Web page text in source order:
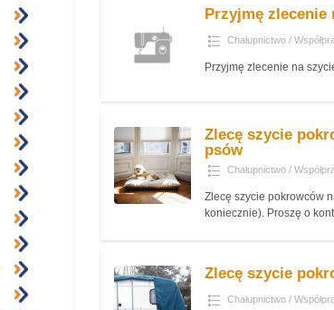
Przyjmę zlecenie
Chałupnictwo /
Przyjmę zlecenie na
Zlecę szycie
psów
Chałupnictwo /
Zlecę szycie pokrowców
koniecznie). Proszę o
Zlecę szycie
Chałupnictwo /